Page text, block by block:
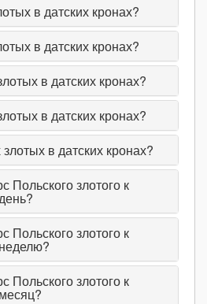
в датских кронах?
в датских кронах?
в датских кронах?
в датских кронах?
злотых в датских кронах?
Польского злотого к
Польского злотого к
Польского злотого к